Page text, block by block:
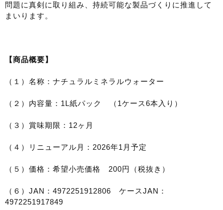
問題に真剣に取り組み、持続可能な製品づくりに推進して
まいります。
【商品概要】
（１）名称：ナチュラルミネラルウォーター
（２）内容量：1L紙パック （1ケース6本入り）
（３）賞味期限：12ヶ月
（４）リニューアル月：2026年1月予定
（５）価格：希望小売価格 200円（税抜き）
（６）JAN：4972251912806 ケースJAN：
4972251917849